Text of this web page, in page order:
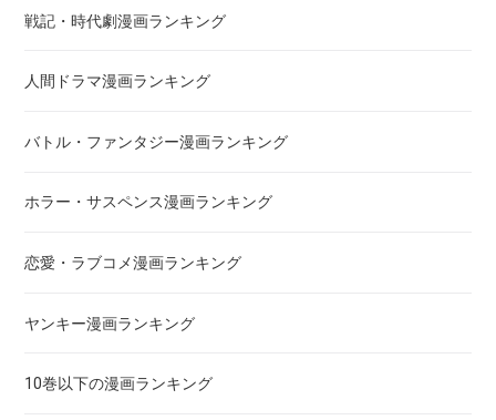
戦記・時代劇漫画ランキング
人間ドラマ漫画ランキング
バトル・ファンタジー漫画ランキング
ホラー・サスペンス漫画ランキング
恋愛・ラブコメ漫画ランキング
ヤンキー漫画ランキング
10巻以下の漫画ランキング